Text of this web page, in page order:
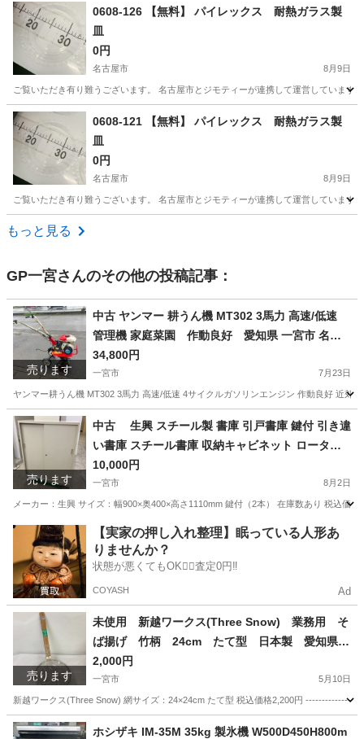
愛知 名古屋市 リユース
0608-126 【無料】 パイレックス 耐熱ガラス製
皿
0円
名古屋市 8月9日
ご覧いただき有り難うございます。 名古屋市とジモティーが連携して運営してい
愛知 名古屋市 リユース
0608-121 【無料】 パイレックス 耐熱ガラス製
皿
0円
名古屋市 8月9日
ご覧いただき有り難うございます。 名古屋市とジモティーが連携して運営してい
愛知 名古屋市
もっと見る
GP一宮さんのその他の投稿記事：
売ります
中古 ヤンマー 耕うん機 MT302 3馬力 高速/低速
管理機 家庭菜園 作動良好 愛知県 一宮市 名古
屋 稲沢 江南 岩倉 岐阜 羽島 各務ヶ原 三重 愛知 グ
ッドプライス一宮
34,800円
一宮市 7月23日
ヤンマー耕うん機 MT302 3馬力 高速/低速 4サイクルガソリンエンジン 作動良好 近
愛知 一宮市 その他 耕うん機
売ります
中古 生興 スチール製 書庫 引戸書庫 鍵付 引き違
い書庫 スチール書庫 収納キャビネット ロータイ
プ 3段 ローキャビネット 幅900×奥400×高さ1
110mm 愛知 一宮市 江南市 稲沢市 岩倉
市 名古屋 岐阜 各務ヶ原 羽島 三重 グッ
ドプライス一宮
10,000円
一宮市 8月2日
メーカー：生興 サイズ：幅900×奥400×高さ1110mm 鍵付（2本） 在庫数あり 税込
愛知 一宮市 オフィス用家具 書庫
【実家の押し入れ整理】眠っている人形あ
りませんか？
状態が悪くてもOK🙆‍♀️査定0円‼️
COYASH Ad
売ります
未使用 新越ワークス(Three Snow) 業務用 そ
ば揚げ 竹柄 24cm たて型 日本製 愛知県
一宮市 名古屋 稲沢 江南 岩倉 岐阜 羽島 各務ヶ原
三重 愛知 グッドプライス一宮
2,000円
一宮市 5月10日
新越ワークス(Three Snow) 網サイズ：24×24cm たて型 税込価格2,200円
愛知 一宮市 調理器具
ホシザキ IM-35M 35kg 製氷機 W500D450H800m